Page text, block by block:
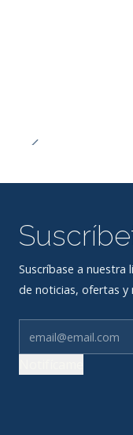
Suscríbase a nuestra
de noticias, ofertas y